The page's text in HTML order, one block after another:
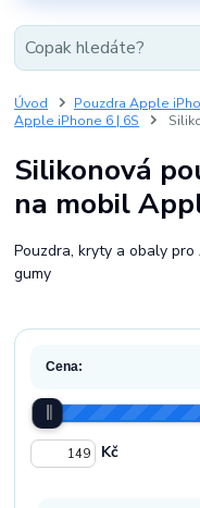
Úvod Pouzdra Apple
Apple iPhone 6 | 6S
Silikonová
na mobil
Pouzdra, kryty a obaly
gumy
Cena:
Kč